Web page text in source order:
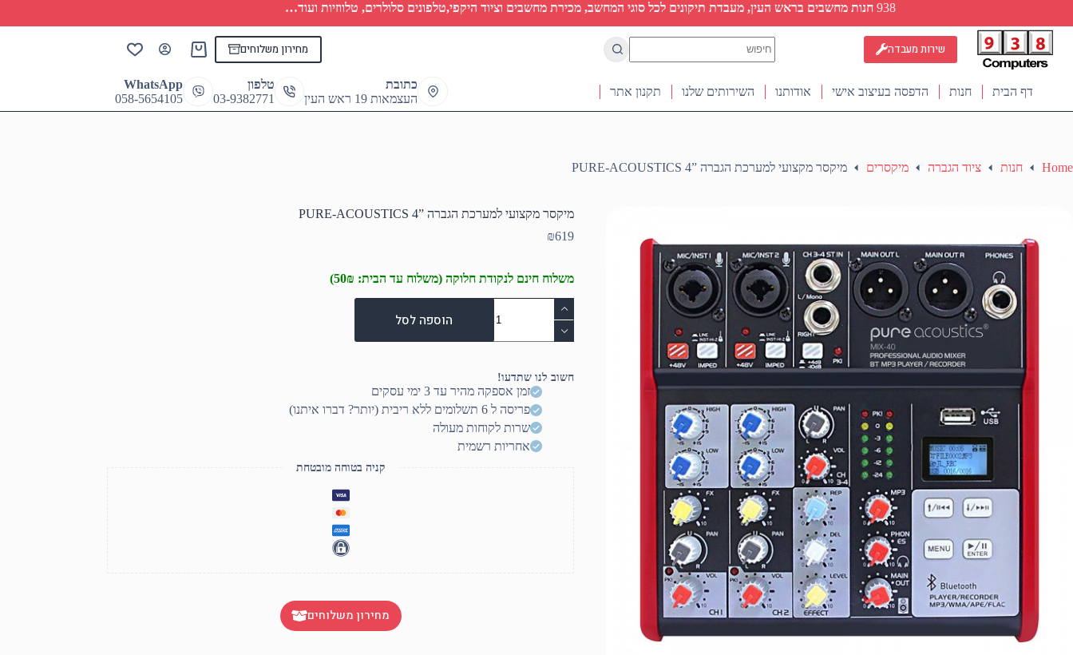
content
938 חנות מחשבים בראש העין, מעבדת תיקונים לכל סוגי המחשב, מכירת מחשבים וציוד היקפי,טלפונים סלולרים, טלווזיות ועוד…
שירות מעבדה
results
מחירון משלוחים
Shopping
דף הבית
חנות הדפסה בעיצוב אישי אודותנו השירותים שלנו תקנון אתר
כתובת
העצמאות 19 ראש העין
טלפון
03-9382771
WhatsApp
058-5654105
Home חנות ציוד הגברה מיקסרים מיקסר מקצועי למערכת הגברה ”4 PURE-ACOUSTICS
מיקסר מקצועי למערכת הגברה ”4 PURE-ACOUSTICS
₪619
משלוח חינם לנקודת חלוקה (משלוח עד הבית: 50₪)
כמות
של
מיקסר
מקצועי
הגברה
''4
PURE-
ACOUSTICS
הוספה לסל
חשוב לנו שתדעו!
זמן אספקה מהיר עד 3 ימי עסקים
פריסה ל 6 תשלומים ללא ריבית (יותר? דברו איתנו)
שרות לקוחות מעולה
אחריות רשמית
קניה בטוחה מובטחת
מחירון משלוחים